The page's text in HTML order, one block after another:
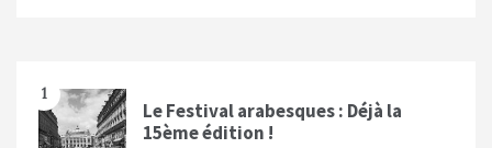
1
Le Festival arabesques : Déjà la
15ème édition !